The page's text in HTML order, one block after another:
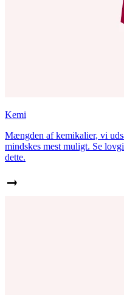
Kemi
Mængden af kemikalier, vi
mindskes mest muligt. Se
dette.